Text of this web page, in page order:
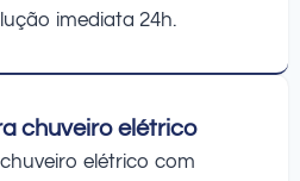
imediata 24h.
chuveiro elétrico
elétrico com